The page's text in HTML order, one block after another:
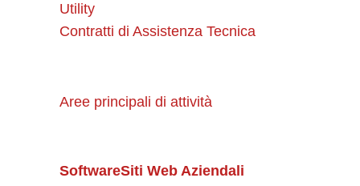
Utility
Contratti di Assistenza Tecnica
Aree principali di attività
SoftwareSiti Web Aziendali